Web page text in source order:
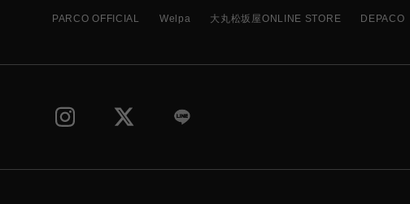
PARCO OFFICIAL Welpa 大丸松坂屋ONLINE STORE DEPACO